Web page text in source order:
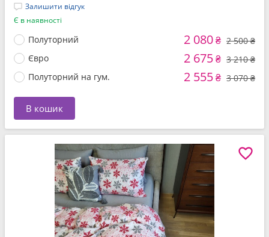
Залишити відгук
Є в наявності
Полуторний 2 080₴ 2 500 ₴
Євро
2 675₴ 3 210 ₴
Полуторний на гум.
2 555₴ 3 070 ₴
В кошик